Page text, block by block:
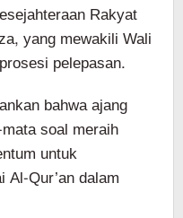
Rakyat
yang mewakili Wali
pelepasan.
bahwa ajang
soal meraih
untuk
Qur’an dalam